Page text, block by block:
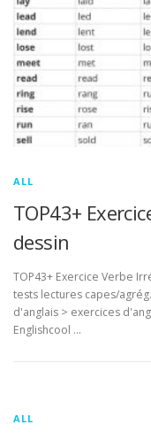
ALL
TOP43+
dessin
TOP43+ Exercice Verbe
tests lectures capes/
d'anglais > exercices
Englishcool …
ALL